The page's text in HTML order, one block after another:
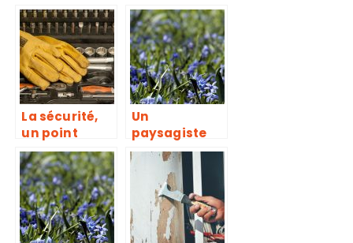
pour sa
maison.
demande de
devis de
portail en
ligne ?
La sécurité,
un point
important à
ne pas
oublier lors
de vos
travaux
Un
paysagiste
dans les
environs de
Poitiers